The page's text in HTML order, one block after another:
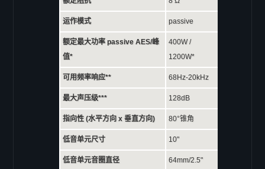
GX-12
GX-10
GX-6
Coaxial CX 系列
CX-15pro
CX-15
CX-10
运作模式 passive
额定最大功率 passive AES/峰
值*
400W /
1200W*
可用频率响应** 68Hz-20kHz
最大声压级*** 128dB
指向性 (水平方向 x 垂直方向) 80°锥角
低音单元尺寸 10"
低音单元音圈直径 64mm/2.5"